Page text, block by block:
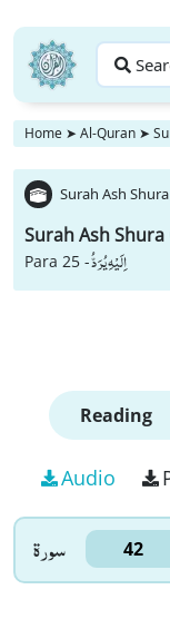
Home ➤ Al-Quran ➤
Surah Ash
Surah Ash Shura
Para 25 -اِلَیْهِ یُرَدُّ
Reading
Audio
سورۃ 42